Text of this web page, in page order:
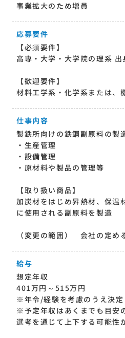
るって？
ージェントはエージェント
サービスのため、 応募に際
ージェントとの面談が必要
そのためまずは求人への興
等で確認致します。その後
募へと進んでいただきま
事業拡大のため増員
応募要件
【必須要件】
高専・大学・大学院の理系 出
【歓迎要件】
材料工学系・化学系または
仕事内容
製鉄所向けの鉄鋼副原料の製
・生産管理
・設備管理
・原材料や製品の管理等
【取り扱い商品】
加炭材をはじめ昇熱材、保温
に使用される副原料を製造
（変更の範囲） 会社の定め
給与
想定年収
401万円～515万円
※年令/経験を考慮のうえ決定
※予定年収はあくまでも目安
選考を通じて上下する可能性